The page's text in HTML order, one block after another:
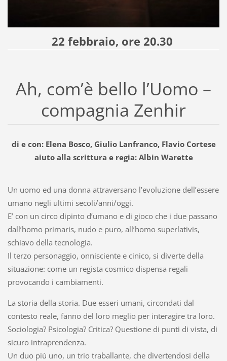
22 febbraio, ore 20.30
Ah, com’è bello l’Uomo –
compagnia Zenhir
di e con: Elena Bosco, Giulio Lanfranco, Flavio Cortese
aiuto alla scrittura e regia: Albin Warette
Un uomo ed una donna attraversano l’evoluzione dell’essere
umano negli ultimi secoli/anni/oggi.
E’ con un circo dipinto d’umano e di gioco che i due passano
dall’homo primaris, nudo e puro, all’homo superlativis,
schiavo della tecnologia.
Il terzo personaggio, onnisciente e cinico, si diverte della
situazione: come un regista cosmico dispensa regali
provocando i cambiamenti.
La storia della storia. Due esseri umani, circondati dal
contesto reale, fanno del loro meglio per interagire tra loro.
Sociologia? Psicologia? Critica? Questione di punti di vista, di
sicuro intraprendenza.
Un duo più uno, un trio traballante, che divertendosi della